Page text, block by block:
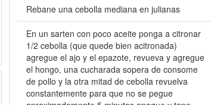
Rebane una cebolla mediana en julianas
En un sarten con poco aceite ponga a citronar
1/2 cebolla (que quede bien acitronada)
agregue el ajo y el epazote, revueva y agregue
el hongo, una cucharada sopera de consome
de pollo y la otra mitad de cebolla revuelva
constantemente para que no se pegue